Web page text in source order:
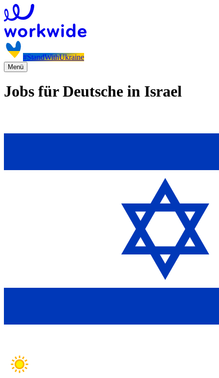
#StandWithUkraine
Menü
Jobs für Deutsche in Israel